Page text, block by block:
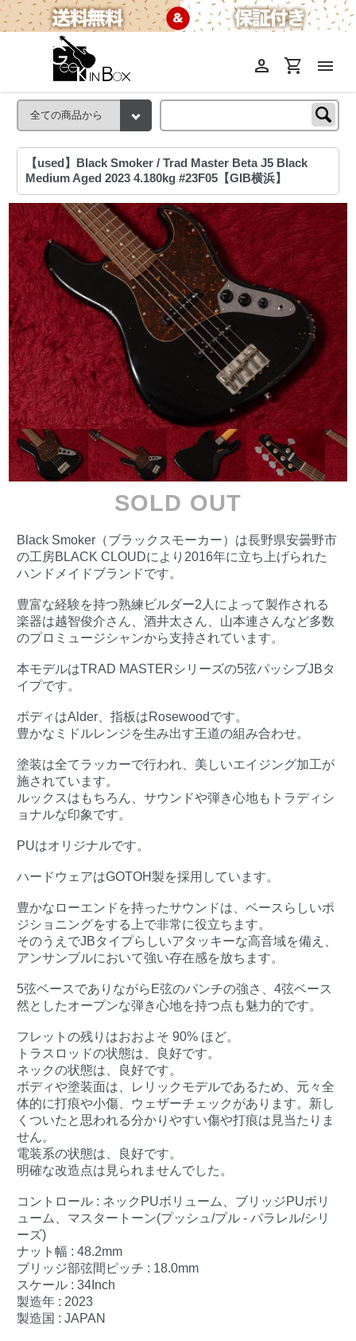
menu
shopping_cart
person
【used】Black Smoker / Trad Master Beta J5 Black
Medium Aged 2023 4.180kg #23F05【GIB横浜】
SOLD OUT
Black Smoker（ブラックスモーカー）は長野県安曇野市
の工房BLACK CLOUDにより2016年に立ち上げられた
ハンドメイドブランドです。
豊富な経験を持つ熟練ビルダー2人によって製作される
楽器は越智俊介さん、酒井太さん、山本連さんなど多数
のプロミュージシャンから支持されています。
本モデルはTRAD MASTERシリーズの5弦パッシブJBタ
イプです。
ボディはAlder、指板はRosewoodです。
豊かなミドルレンジを生み出す王道の組み合わせ。
塗装は全てラッカーで行われ、美しいエイジング加工が
施されています。
ルックスはもちろん、サウンドや弾き心地もトラディシ
ョナルな印象です。
PUはオリジナルです。
ハードウェアはGOTOH製を採用しています。
豊かなローエンドを持ったサウンドは、ベースらしいポ
ジショニングをする上で非常に役立ちます。
そのうえでJBタイプらしいアタッキーな高音域を備え、
アンサンブルにおいて強い存在感を放ちます。
5弦ベースでありながらE弦のパンチの強さ、4弦ベース
然としたオープンな弾き心地を持つ点も魅力的です。
フレットの残りはおおよそ 90% ほど。
トラスロッドの状態は、良好です。
ネックの状態は、良好です。
ボディや塗装面は、レリックモデルであるため、元々全
体的に打痕や小傷、ウェザーチェックがあります。新し
くついたと思われる分かりやすい傷や打痕は見当たりま
せん。
電装系の状態は、良好です。
明確な改造点は見られませんでした。
コントロール : ネックPUボリューム、ブリッジPUボリ
ューム、マスタートーン(プッシュ/プル - パラレル/シリ
ーズ)
ナット幅 : 48.2mm
ブリッジ部弦間ピッチ : 18.0mm
スケール : 34Inch
製造年 : 2023
製造国 : JAPAN